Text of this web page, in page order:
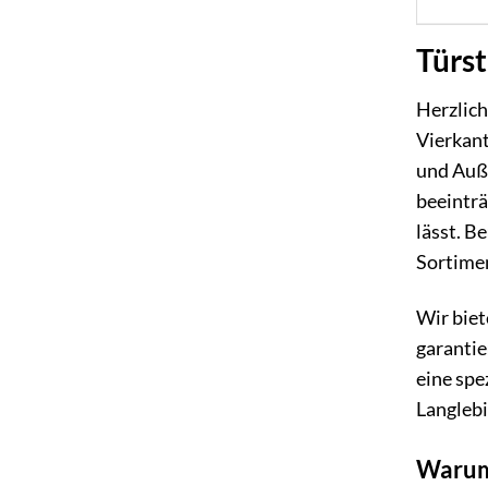
und
lässt.
Wir
eine